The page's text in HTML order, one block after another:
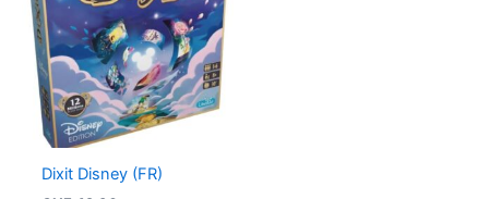
Dixit Disney (FR)